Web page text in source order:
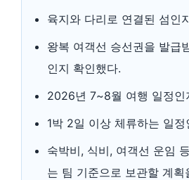
육지와 다리로 연결된 섬인
왕복 여객선 승선권을 발급
인지 확인했다.
2026년 7~8월 여행 일정인
1박 2일 이상 체류하는 일정
숙박비, 식비, 여객선 운임
는 팀 기준으로 보관할 계획